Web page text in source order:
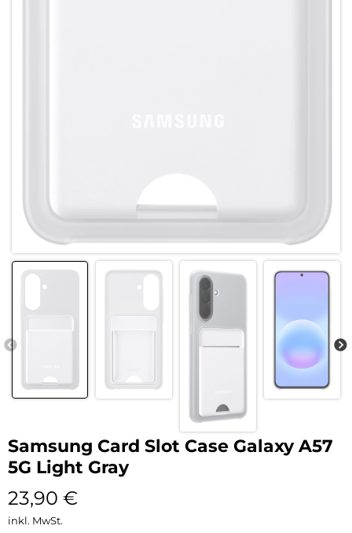
Samsung Card Slot Case Galaxy A57
5G Light Gray
23,90 €
inkl. MwSt.